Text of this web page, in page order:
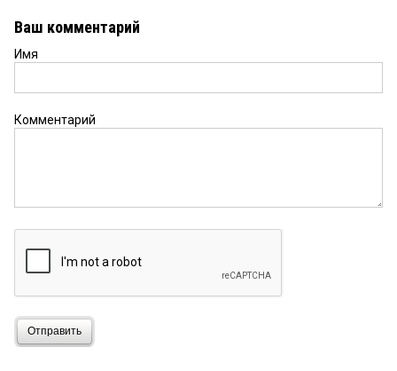
Ваш комментарий
Имя
Комментарий
Отправить